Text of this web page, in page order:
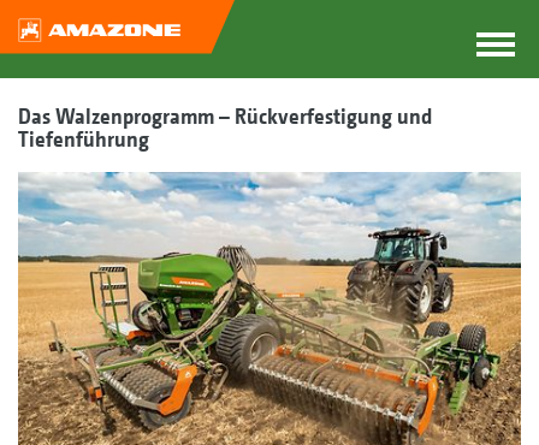
Das Walzenprogramm – Rückverfestigung und
Tiefenführung